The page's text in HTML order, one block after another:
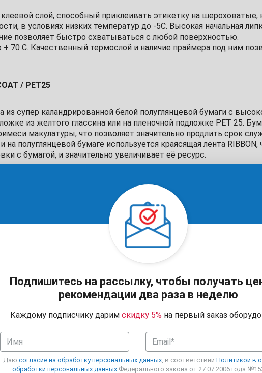
слой, способный приклеивать этикетку на шероховатые,
в условиях низких температур до -5С. Высокая начальная
позволяет быстро схватываться с любой поверхностью.
70 С. Качественный термослой и наличие праймера под ним
/ PET25
из супер каландрированной белой полуглянцевой бумаги с
из желтого глассина или на пленочной подложке PET 25.
макулатуры, что позволяет значительно продлить срок
полуглянцевой бумаге используется краясящая лента RIBBON,
с бумагой, и значительно увеличивает её ресурс.
обладает клеем с высокой липкостью 17N/25мм и способна
низких температурах до -5 С.
заключается в способности работать на высокоскоростном
в минуту. Подложка из прозрачной ПЭТ пленке не
«Честный знак» COAT/PET25 обладают акриловым клеевым
температурой приклеивания +5С отлично используется
имеет диапазон рабочих температур от -20 С до + 60 С.
полипропилен используется белая или «жемчужная» пленка с
по запатентованной технологии вспенивания, которая
печати. Этикетка на полипропилене обладает прекрасным
к воздействию влаги и различных химических веществ.
высокое качество печати (300 точек на дюйм).
Подпишитесь на рассылку, чтобы получать
рекомендации два раза в неделю
Каждому подписчику дарим скидку 5% на первый заказ
Даю согласие на обработку персональных данных, в соответствии Политикой в
обработки персональных данных Федерального закона от 27.07.2006 года